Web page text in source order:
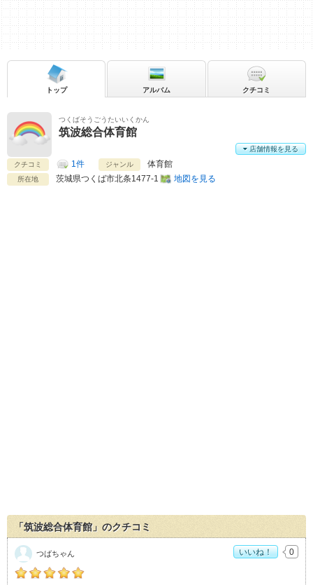
つくばそうごうたいいくかん
筑波総合体育館
クチコミ 1件 ジャンル 体育館
所在地 茨城県つくば市北条1477-1 地図を見る
店舗情報を見る
トップ アルバム クチコミ
「筑波総合体育館」のクチコミ
つばちゃん いいね！ 0